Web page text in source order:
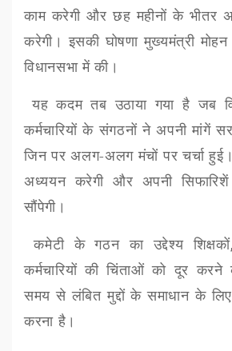
काम करेगी और छह महीनों के भीतर
करेगी। इसकी घोषणा मुख्यमंत्री
विधानसभा में की।
यह कदम तब उठाया गया है जब
कर्मचारियों के संगठनों ने अपनी मांगें
जिन पर अलग-अलग मंचों पर चर्चा
अध्ययन करेगी और अपनी
सौंपेगी।
कमेटी के गठन का उद्देश्य शिक्षकों
कर्मचारियों की चिंताओं को दूर
समय से लंबित मुद्दों के समाधान के
करना है।